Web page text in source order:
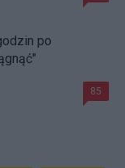
po
85